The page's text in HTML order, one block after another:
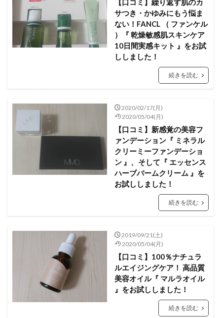
【口コミ】繰り返す肌のカ
サつき・かゆみにもう悩ま
ない！FANCL （ ファンケル
）『 乾燥敏感肌スキンケア
10日間実感キット 』をお試
ししました！
続きを読む
2020/02/17(月)
2020/05/04(月)
【口コミ】新感覚の美容フ
ァンデーション『 ミネラル
クリーミーファンデーショ
ン 』、そして『 エッセンス
ハーブバームクリーム 』を
お試ししました！
続きを読む
2019/09/21(土)
2020/05/04(月)
【口コミ】100％ナチュラ
ルエイジングケア！ 高品質
美容オイル『 マルラオイル
』をお試ししました！
続きを読む